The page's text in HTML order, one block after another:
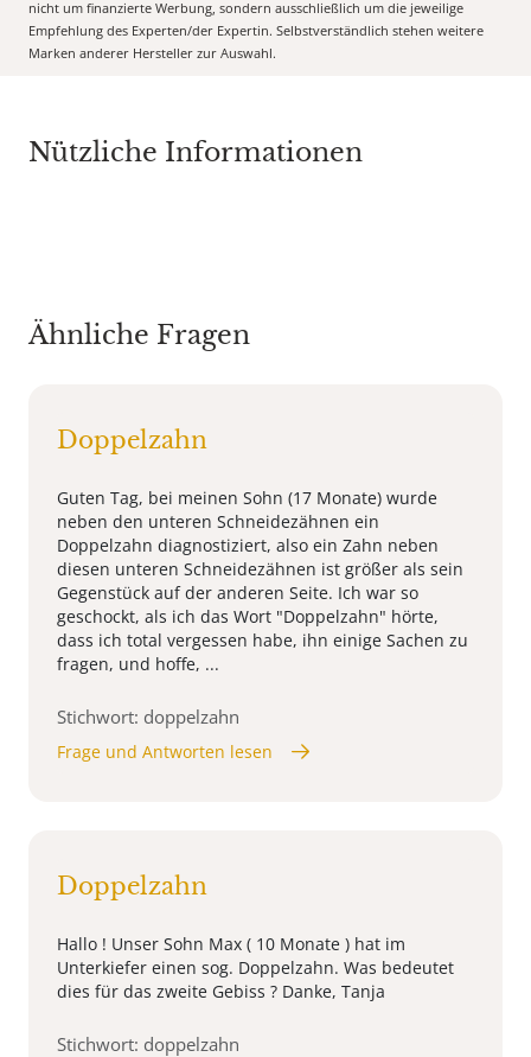
nicht um finanzierte Werbung, sondern ausschließlich um die jeweilige
Empfehlung des Experten/der Expertin. Selbstverständlich stehen weitere
Marken anderer Hersteller zur Auswahl.
Nützliche Informationen
Ähnliche Fragen
Doppelzahn
Guten Tag, bei meinen Sohn (17 Monate) wurde
neben den unteren Schneidezähnen ein
Doppelzahn diagnostiziert, also ein Zahn neben
diesen unteren Schneidezähnen ist größer als sein
Gegenstück auf der anderen Seite. Ich war so
geschockt, als ich das Wort "Doppelzahn" hörte,
dass ich total vergessen habe, ihn einige Sachen zu
fragen, und hoffe, ...
Stichwort: doppelzahn
Frage und Antworten lesen
Doppelzahn
Hallo ! Unser Sohn Max ( 10 Monate ) hat im
Unterkiefer einen sog. Doppelzahn. Was bedeutet
dies für das zweite Gebiss ? Danke, Tanja
Stichwort: doppelzahn